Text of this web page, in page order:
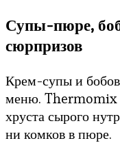
Супы-пюре,
сюрпризов
Крем-супы и
меню. Thermomix
хруста сырого
ни комков в пюре.